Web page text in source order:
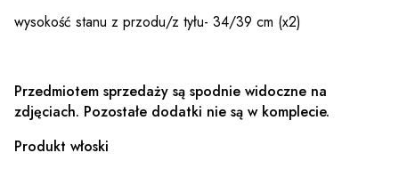
wysokość stanu z przodu/z tyłu- 34/39 cm (x2)
Przedmiotem sprzedaży są spodnie widoczne na
zdjęciach. Pozostałe dodatki nie są w komplecie.
Produkt włoski